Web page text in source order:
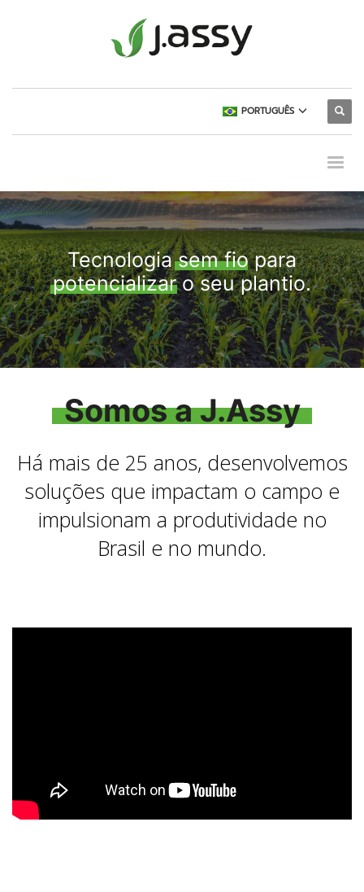
PORTUGUÊS
Tecnologia sem fio para
potencializar o seu plantio.
Somos a J.Assy
Há mais de 25 anos, desenvolvemos
soluções que impactam o campo e
impulsionam a produtividade no
Brasil e no mundo.